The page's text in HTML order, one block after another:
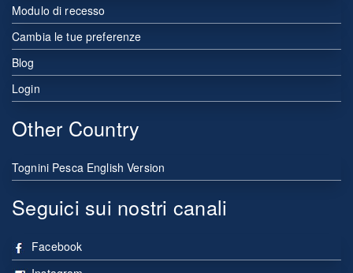
Modulo di recesso
Cambia le tue preferenze
Blog
Login
Other Country
Tognini Pesca English Version
Seguici sui nostri canali
Facebook